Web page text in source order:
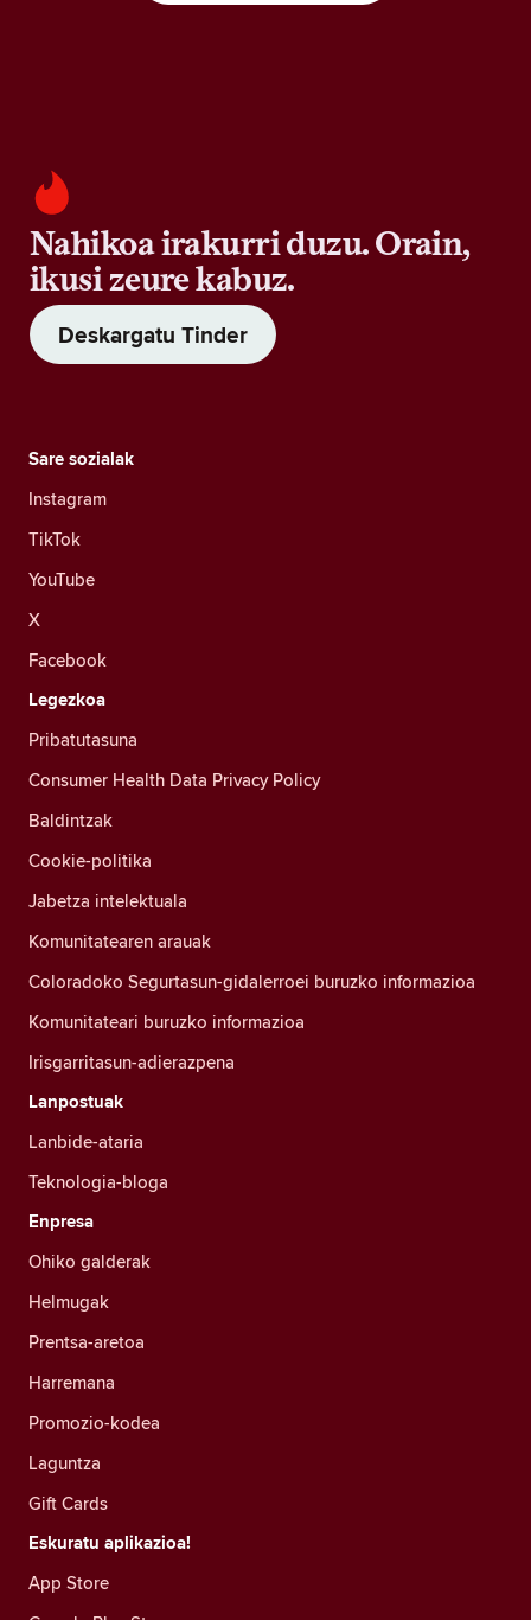
Nahikoa irakurri duzu. Orain,
ikusi zeure kabuz.
Deskargatu Tinder
Sare sozialak
Instagram
TikTok
YouTube
X
Facebook
Legezkoa
Pribatutasuna
Consumer Health Data Privacy Policy
Baldintzak
Cookie-politika
Jabetza intelektuala
Komunitatearen arauak
Coloradoko Segurtasun-gidalerroei buruzko informazioa
Komunitateari buruzko informazioa
Irisgarritasun-adierazpena
Lanpostuak
Lanbide-ataria
Teknologia-bloga
Enpresa
Ohiko galderak
Helmugak
Prentsa-aretoa
Harremana
Promozio-kodea
Laguntza
Gift Cards
Eskuratu aplikazioa!
App Store